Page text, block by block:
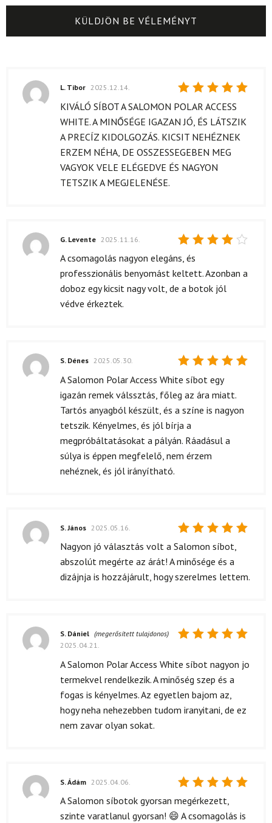
Értékelés:
/ 5
L. Tibor 2025.12.14.
KIVÁLÓ SÍBOT A SALOMON POLAR ACCESS
WHITE. A MINŐSÉGE IGAZAN JÓ, ÉS LÁTSZIK
A PRECÍZ KIDOLGOZÁS. KICSIT NEHÉZNEK
ERZEM NÉHA, DE OSSZESSEGEBEN MEG
VAGYOK VELE ELÉGEDVE ÉS NAGYON
TETSZIK A MEGJELENÉSE.
Értékelés:
4
G. Levente 2025.11.16.
A csomagolás nagyon elegáns, és
professzionális benyomást keltett. Azonban a
doboz egy kicsit nagy volt, de a botok jól
védve érkeztek.
Értékelés:
S. Dénes 2025.05.30.
A Salomon Polar Access White síbot egy
igazán remek válssztás, főleg az ára miatt.
Tartós anyagból készült, és a színe is nagyon
tetszik. Kényelmes, és jól bírja a
megpróbáltatásokat a pályán. Ráadásul a
súlya is éppen megfelelő, nem érzem
nehéznek, és jól irányítható.
Értékelés:
S. János 2025.05.16.
Nagyon jó választás volt a Salomon síbot,
abszolút megérte az árát! A minősége és a
dizájnja is hozzájárult, hogy szerelmes lettem.
5 / 5
S. Dániel (megerősített tulajdonos)
2025.04.21.
A Salomon Polar Access White síbot nagyon jo
termekvel rendelkezik. A minőség szep és a
fogas is kényelmes. Az egyetlen bajom az,
hogy neha nehezebben tudom iranyitani, de ez
nem zavar olyan sokat.
Értékelés:
/ 5
S. Ádám 2025.04.06.
A Salomon síbotok gyorsan megérkezett,
szinte varatlanul gyorsan! 😄 A csomagolás is